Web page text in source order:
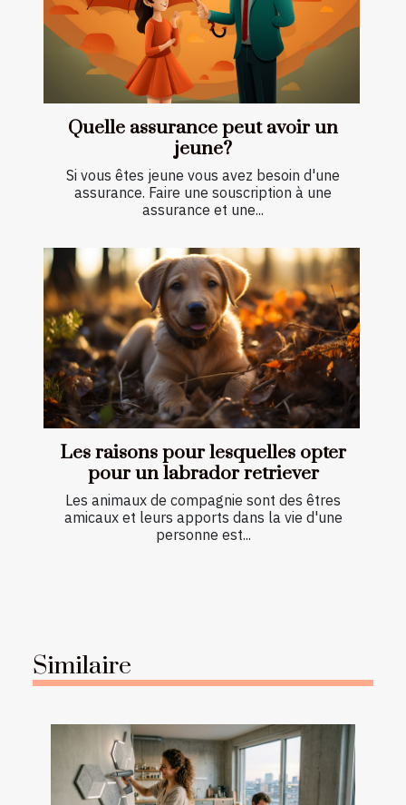
Quelle assurance peut avoir un
jeune?
Si vous êtes jeune vous avez besoin d'une
assurance. Faire une souscription à une
assurance et une...
Les raisons pour lesquelles opter
pour un labrador retriever
Les animaux de compagnie sont des êtres
amicaux et leurs apports dans la vie d'une
personne est...
Similaire